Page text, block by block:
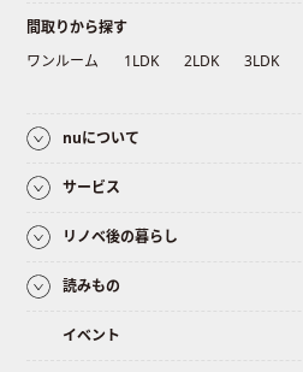
間取りから探す
ワンルーム
1LDK 2LDK 3LDK
nuについて
サービス
リノベ後の暮らし
読みもの
イベント